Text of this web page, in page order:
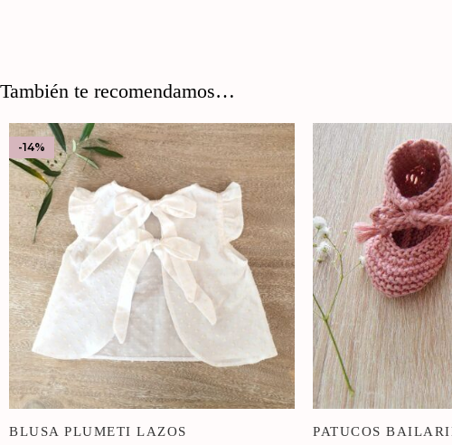
También te recomendamos…
-14%
BLUSA PLUMETI LAZOS PATUCOS